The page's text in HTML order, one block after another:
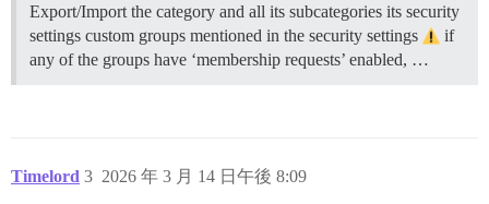
Export/Import the category and all its subcategories its security
settings custom groups mentioned in the security settings
if
any of the groups have ‘membership requests’ enabled, …
Timelord 2026 年 3 月 14 日午後 8:09
3